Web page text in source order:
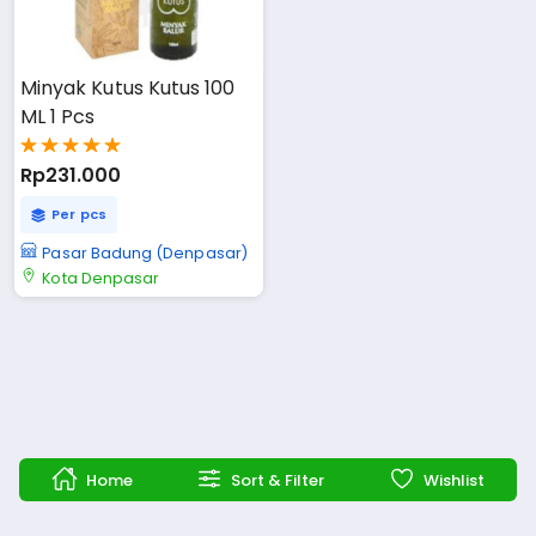
Minyak Kutus Kutus 100
ML 1 Pcs
Rp231.000
Per pcs
Pasar Badung (Denpasar)
Kota Denpasar
Home Sort & Filter Wishlist